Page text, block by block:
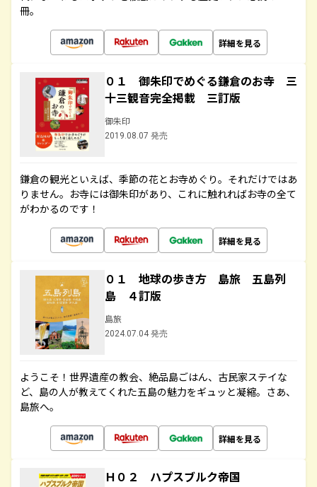
冊。
詳細を見る
０１ 御朱印でめぐる鎌倉のお寺 三
十三観音完全掲載 三訂版
御朱印
2019.08.07 発売
鎌倉の観光といえば、季節の花とお寺めぐり。それだけではあ
りません。お寺には御朱印があり、これに触れればお寺の全て
がわかるのです！
詳細を見る
０１ 地球の歩き方 島旅 五島列
島 ４訂版
島旅
2024.07.04 発売
ようこそ！世界遺産の教会、絶品島ごはん、古民家ステイな
ど、島の人が教えてくれた五島の魅力をギュッと凝縮。さあ、
島旅へ。
詳細を見る
Ｈ０２ ハプスブルク帝国